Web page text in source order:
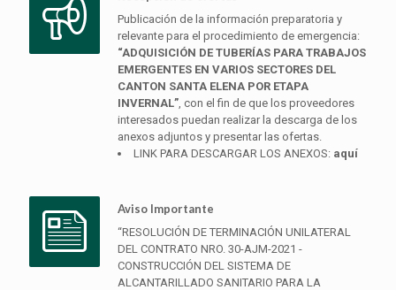
Publicación de la información preparatoria y
relevante para el procedimiento de emergencia:
“ADQUISICIÓN DE TUBERÍAS PARA TRABAJOS
EMERGENTES EN VARIOS SECTORES DEL
CANTON SANTA ELENA POR ETAPA
INVERNAL” , con el fin de que los proveedores
interesados puedan realizar la descarga de los
anexos adjuntos y presentar las ofertas.
LINK PARA DESCARGAR LOS ANEXOS: aquí
Aviso Importante
“RESOLUCIÓN DE TERMINACIÓN UNILATERAL
DEL CONTRATO NRO. 30-AJM-2021 -
CONSTRUCCIÓN DEL SISTEMA DE
ALCANTARILLADO SANITARIO PARA LA